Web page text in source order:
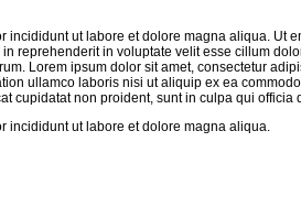
ut labore et dolore magna aliqua. Ut
reprehenderit in voluptate velit esse cillum
Lorem ipsum dolor sit amet, consectetur
ullamco laboris nisi ut aliquip ex ea
cupidatat non proident, sunt in culpa qui officia
incididunt ut labore et dolore magna aliqua.